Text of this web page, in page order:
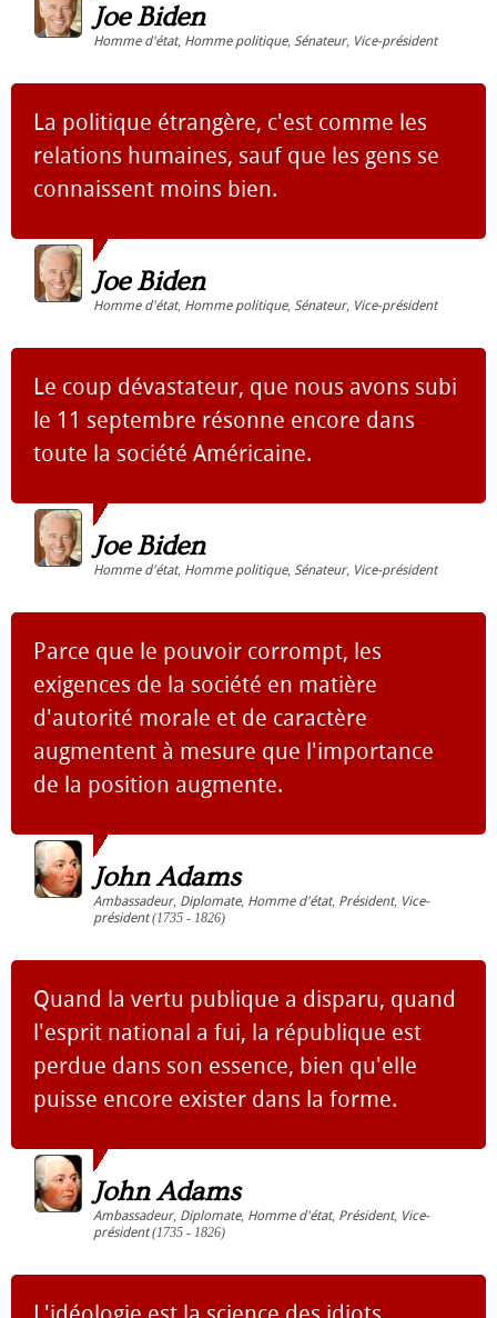
Joe Biden
Homme d'état, Homme politique, Sénateur, Vice-président
La politique étrangère, c'est comme les
relations humaines, sauf que les gens se
connaissent moins bien.
Joe Biden
Homme d'état, Homme politique, Sénateur, Vice-président
Le coup dévastateur, que nous avons subi
le 11 septembre résonne encore dans
toute la société Américaine.
Joe Biden
Homme d'état, Homme politique, Sénateur, Vice-président
Parce que le pouvoir corrompt, les
exigences de la société en matière
d'autorité morale et de caractère
augmentent à mesure que l'importance
de la position augmente.
John Adams
Ambassadeur, Diplomate, Homme d'état, Président, Vice-
président(1735 - 1826)
Quand la vertu publique a disparu, quand
l'esprit national a fui, la république est
perdue dans son essence, bien qu'elle
puisse encore exister dans la forme.
John Adams
Ambassadeur, Diplomate, Homme d'état, Président, Vice-
président(1735 - 1826)